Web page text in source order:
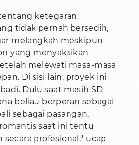
ketegaran.
tidak pernah bersedih,
melangkah meskipun
yang menyaksikan
melewati masa-masa
Di sisi lain, proyek ini
Dulu saat masih SD,
beliau berperan sebagai
sebagai pasangan.
saat ini tentu
profesional," ucap